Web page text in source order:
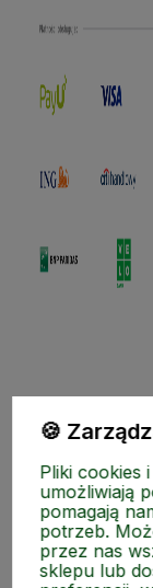
ZAKUPY
MEDIA
MOJE KONTO
🍪
Pliki cookies
umożliwiają
pomagają
potrzeb.
przez nas
sklepu lub